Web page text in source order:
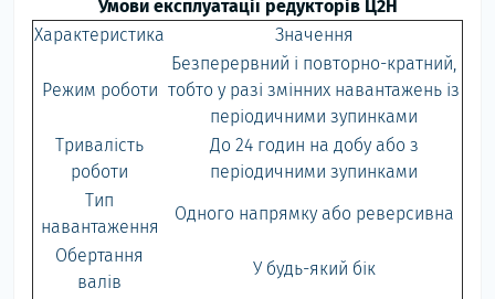
Умови експлуатації редукторів Ц2Н
Характеристика
Значення
Режим роботи
Безперервний і повторно-кратний,
тобто у разі змінних навантажень із
періодичними зупинками
Тривалість
роботи
До 24 годин на добу або з
періодичними зупинками
Тип
навантаження
Одного напрямку або реверсивна
Обертання
валів
У будь-який бік